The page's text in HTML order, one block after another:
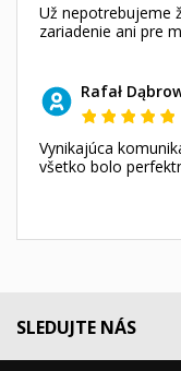
Už nepotrebujeme
zariadenie ani pre
Rafał
Vynikajúca
všetko bolo
SLEDUJTE NÁS